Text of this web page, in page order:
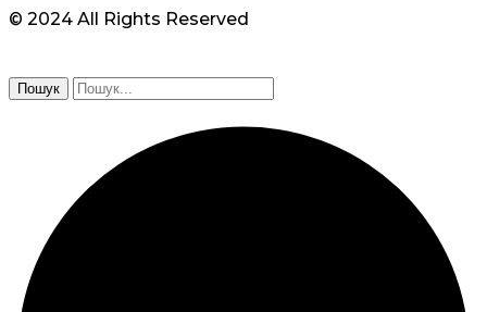
© 2024 All Rights Reserved
Пошук